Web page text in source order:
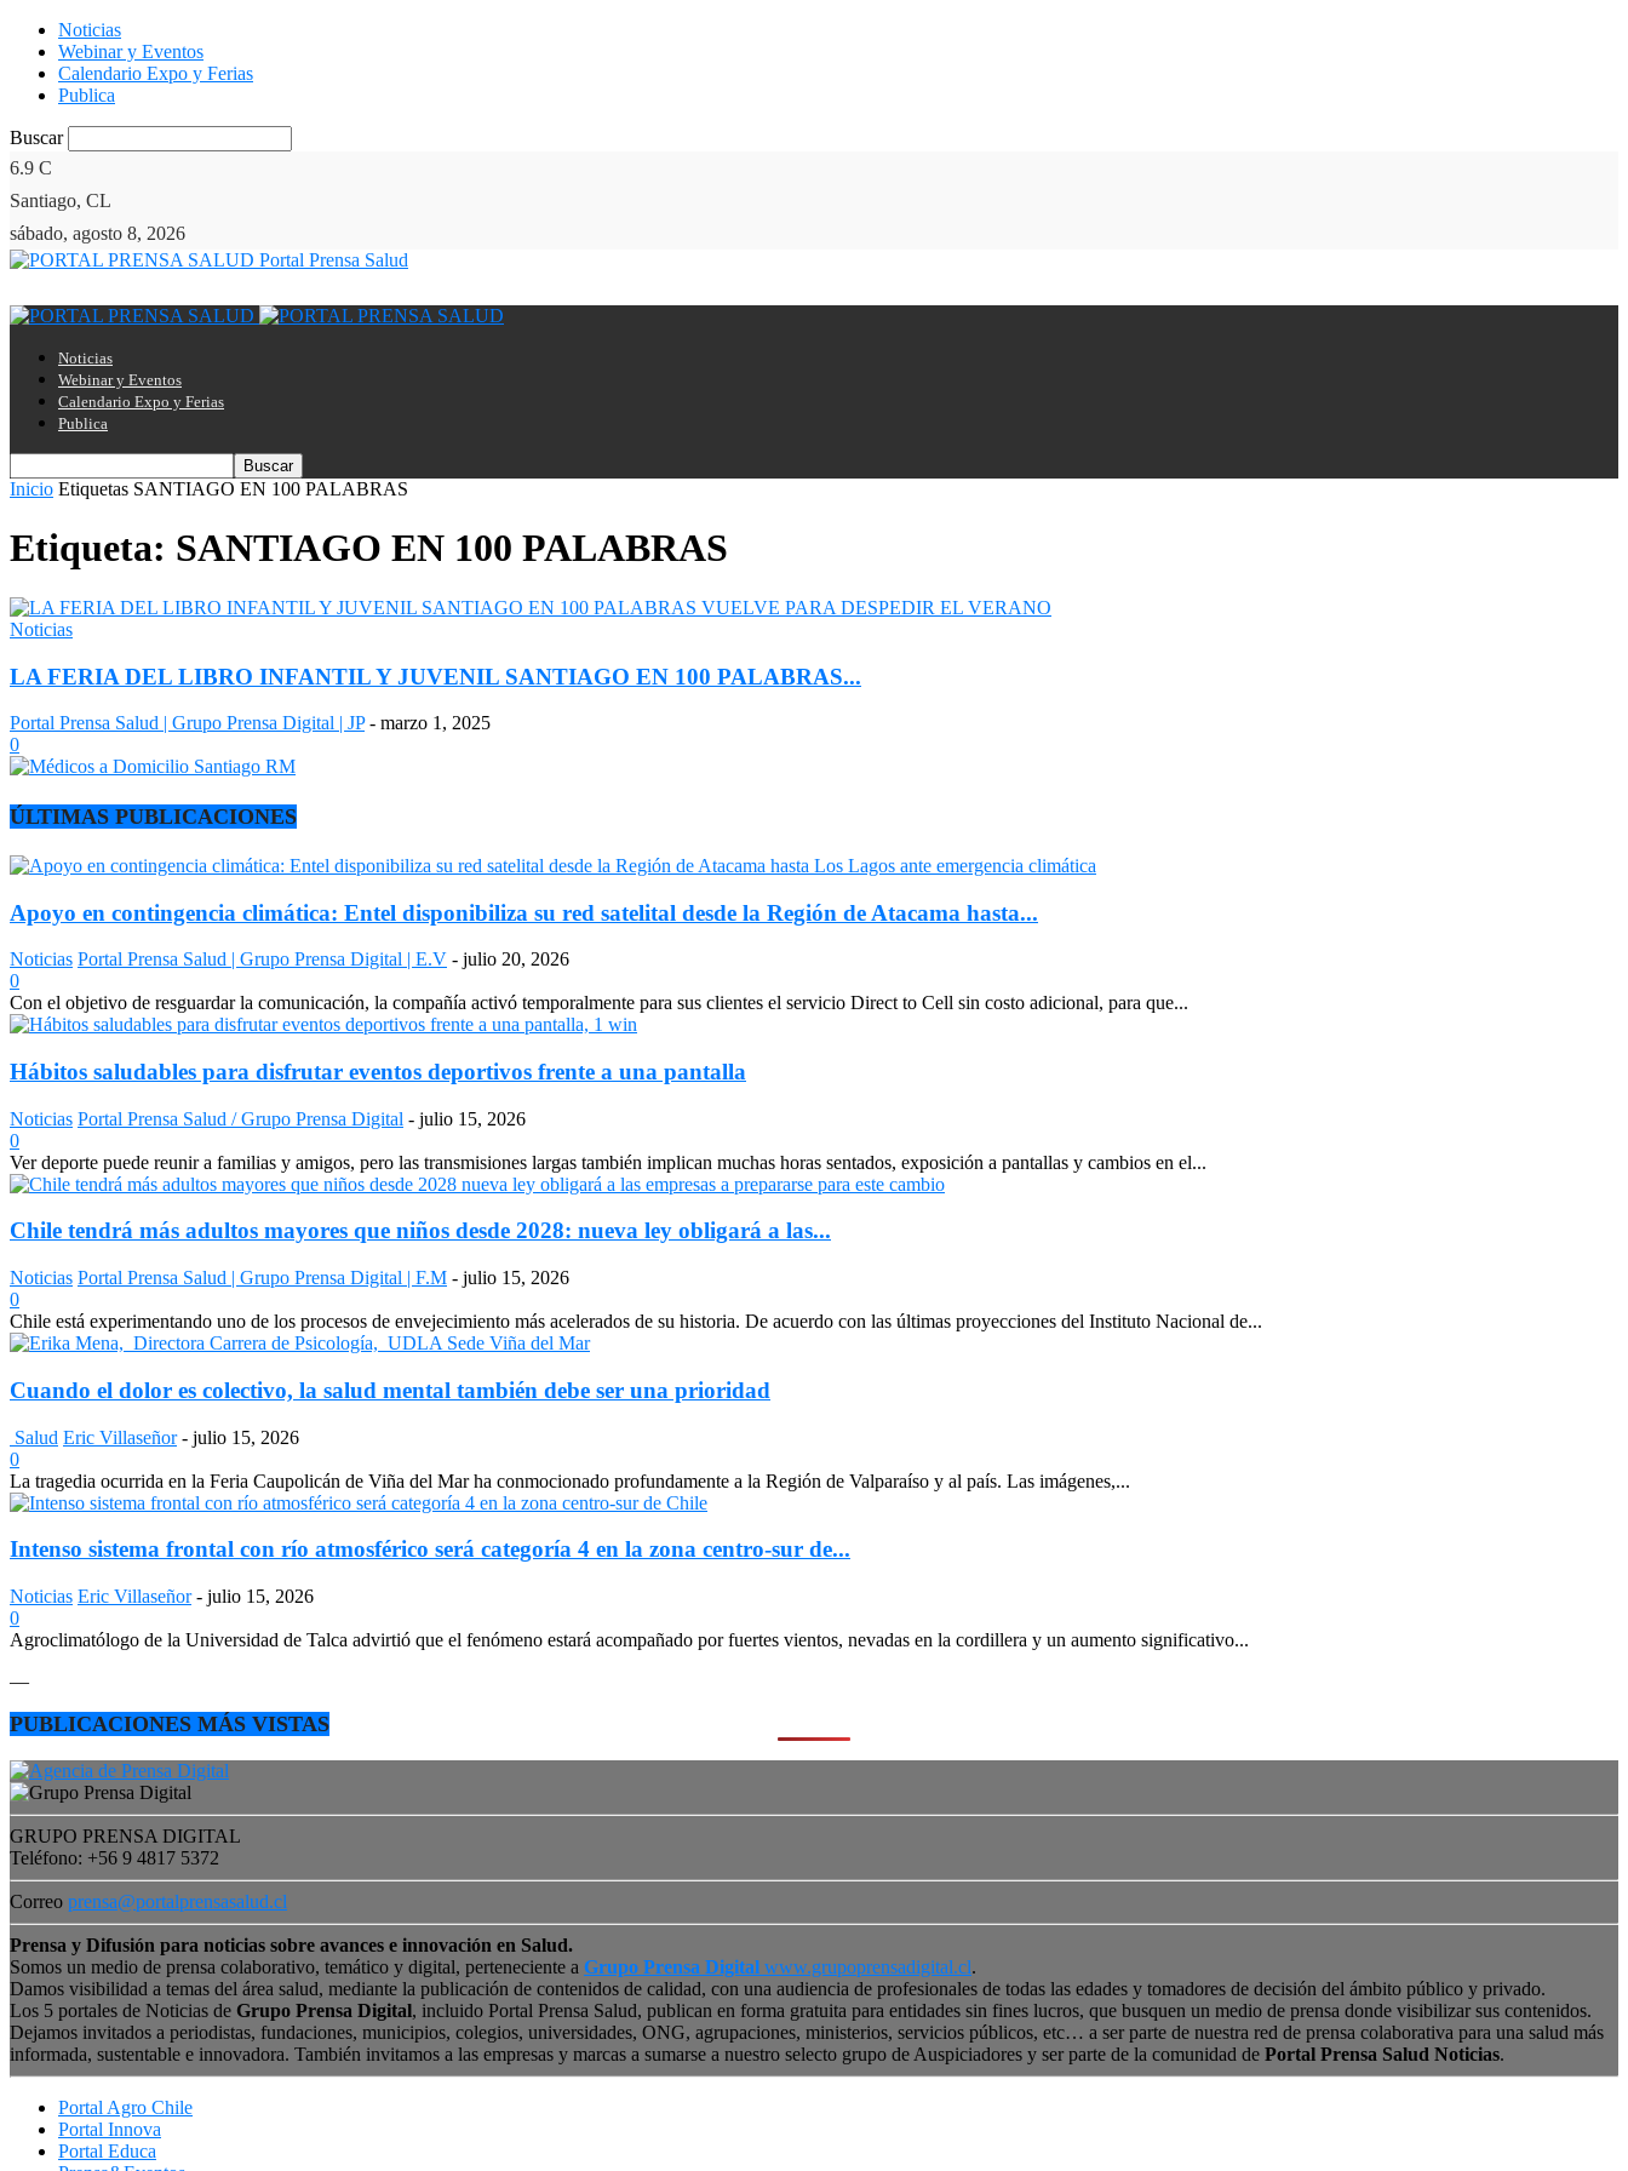
Noticias
Webinar y Eventos
Calendario Expo y Ferias
Publica
Buscar
6.9 C
Santiago, CL
sábado, agosto 8, 2026
Portal Prensa Salud
Noticias
Webinar y Eventos
Calendario Expo y Ferias
Publica
Inicio Etiquetas SANTIAGO EN 100 PALABRAS
Etiqueta: SANTIAGO EN 100 PALABRAS
Noticias
LA FERIA DEL LIBRO INFANTIL Y JUVENIL SANTIAGO EN 100 PALABRAS...
Portal Prensa Salud | Grupo Prensa Digital | JP - marzo 1, 2025
0
ÚLTIMAS PUBLICACIONES
Apoyo en contingencia climática: Entel disponibiliza su red satelital desde la Región de Atacama hasta...
Noticias Portal Prensa Salud | Grupo Prensa Digital | E.V - julio 20, 2026
0
Con el objetivo de resguardar la comunicación, la compañía activó temporalmente para sus clientes el servicio Direct to Cell sin costo adicional, para que...
Hábitos saludables para disfrutar eventos deportivos frente a una pantalla
Noticias Portal Prensa Salud / Grupo Prensa Digital - julio 15, 2026
0
Ver deporte puede reunir a familias y amigos, pero las transmisiones largas también implican muchas horas sentados, exposición a pantallas y cambios en el...
Chile tendrá más adultos mayores que niños desde 2028: nueva ley obligará a las...
Noticias Portal Prensa Salud | Grupo Prensa Digital | F.M - julio 15, 2026
0
Chile está experimentando uno de los procesos de envejecimiento más acelerados de su historia. De acuerdo con las últimas proyecciones del Instituto Nacional de...
Cuando el dolor es colectivo, la salud mental también debe ser una prioridad
Salud Eric Villaseñor - julio 15, 2026
0
La tragedia ocurrida en la Feria Caupolicán de Viña del Mar ha conmocionado profundamente a la Región de Valparaíso y al país. Las imágenes,...
Intenso sistema frontal con río atmosférico será categoría 4 en la zona centro-sur de...
Noticias Eric Villaseñor - julio 15, 2026
0
Agroclimatólogo de la Universidad de Talca advirtió que el fenómeno estará acompañado por fuertes vientos, nevadas en la cordillera y un aumento significativo...
—
PUBLICACIONES MÁS VISTAS
GRUPO PRENSA DIGITAL
Teléfono: +56 9 4817 5372
Correo prensa@portalprensasalud.cl
Prensa y Difusión para noticias sobre avances e innovación en Salud.
Somos un medio de prensa colaborativo, temático y digital, perteneciente a Grupo Prensa Digital www.grupoprensadigital.cl.
Damos visibilidad a temas del área salud, mediante la publicación de contenidos de calidad, con una audiencia de profesionales de todas las edades y tomadores de decisión del ámbito público y privado.
Los 5 portales de Noticias de Grupo Prensa Digital, incluido Portal Prensa Salud, publican en forma gratuita para entidades sin fines lucros, que busquen un medio de prensa donde visibilizar sus contenidos.
Dejamos invitados a periodistas, fundaciones, municipios, colegios, universidades, ONG, agrupaciones, ministerios, servicios públicos, etc… a ser parte de nuestra red de prensa colaborativa para una salud más
informada, sustentable e innovadora. También invitamos a las empresas y marcas a sumarse a nuestro selecto grupo de Auspiciadores y ser parte de la comunidad de Portal Prensa Salud Noticias.
Portal Agro Chile
Portal Innova
Portal Educa